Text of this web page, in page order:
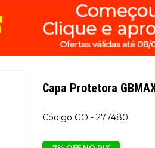
Capa Protetora
GO - 277480